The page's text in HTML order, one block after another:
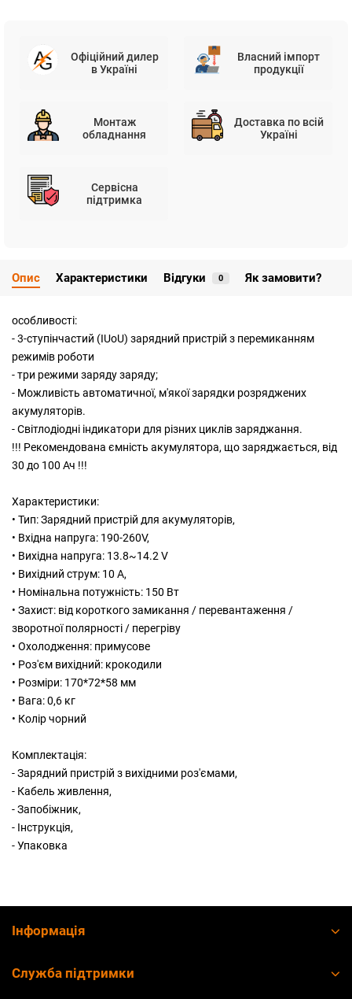
Офіційний дилер
в Україні
Власний імпорт
продукції
Монтаж
обладнання
Доставка по всій
Україні
Сервісна
підтримка
Опис Характеристики Відгуки 0 Як замовити?
особливості:
- 3-ступінчастий (IUoU) зарядний пристрій з перемиканням
режимів роботи
- три режими заряду заряду;
- Можливість автоматичної, м'якої зарядки розряджених
акумуляторів.
- Світлодіодні індикатори для різних циклів заряджання.
!!! Рекомендована ємність акумулятора, що заряджається, від
30 до 100 Ач !!!
Характеристики:
• Тип: Зарядний пристрій для акумуляторів,
• Вхідна напруга: 190-260V,
• Вихідна напруга: 13.8~14.2 V
• Вихідний струм: 10 А,
• Номінальна потужність: 150 Вт
• Захист: від короткого замикання / перевантаження /
зворотної полярності / перегріву
• Охолодження: примусове
• Роз'єм вихідний: крокодили
• Розміри: 170*72*58 мм
• Вага: 0,6 кг
• Колір чорний
Комплектація:
- Зарядний пристрій з вихідними роз'ємами,
- Кабель живлення,
- Запобіжник,
- Інструкція,
- Упаковка
Інформація
Служба підтримки